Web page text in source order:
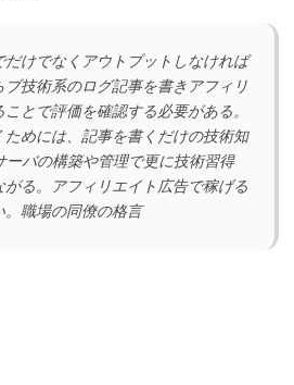
けでなくアウトプットしなければ
技術系のログ記事を書きアフィリ
とで評価を確認する必要がある。
ためには、記事を書くだけの技術知
ーバの構築や管理で更に技術習得
がる。アフィリエイト広告で稼げる
。職場の同僚の格言